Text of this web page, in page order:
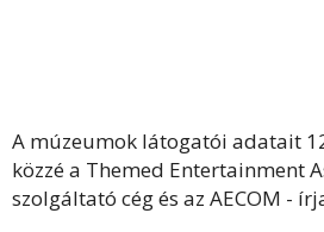
A múzeumok látogatói adatait
közzé a Themed Entertainment
szolgáltató cég és az AECOM -